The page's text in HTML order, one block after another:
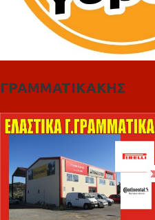
ΓΡΑΜΜΑΤΙΚΑΚΗΣ